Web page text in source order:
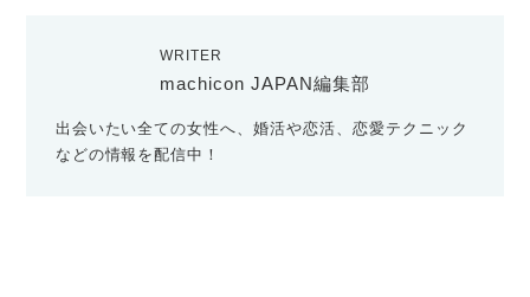
WRITER
machicon JAPAN編集部
出会いたい全ての女性へ、婚活や恋活、恋愛テクニック
などの情報を配信中！